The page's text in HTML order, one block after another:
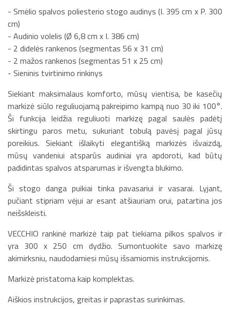
- Smėlio spalvos poliesterio stogo audinys (I. 395 cm x P. 300
cm)
- Audinio volelis (Ø 6,8 cm x I. 386 cm)
- 2 didelės rankenos (segmentas 56 x 31 cm)
- 2 mažos rankenos (segmentas 51 x 25 cm)
- Sieninis tvirtinimo rinkinys
Siekiant maksimalaus komforto, mūsų vientisa, be kasečių
markizė siūlo reguliuojamą pakreipimo kampą nuo 30 iki 100°.
Ši funkcija leidžia reguliuoti markizę pagal saulės padėtį
skirtingu paros metu, sukuriant tobulą pavėsį pagal jūsų
poreikius. Siekiant išlaikyti elegantišką markizės išvaizdą,
mūsų vandeniui atsparūs audiniai yra apdoroti, kad būtų
padidintas spalvos atsparumas ir išvengta blukimo.
Ši stogo danga puikiai tinka pavasariui ir vasarai. Lyjant,
pučiant stipriam vėjui ar esant atšiauriam orui, patartina jos
neišskleisti.
VECCHIO rankinė markizė taip pat tiekiama pilkos spalvos ir
yra 300 x 250 cm dydžio. Sumontuokite savo markizę
akimirksniu, naudodamiesi mūsų išsamiomis instrukcijomis.
Markizė pristatoma kaip komplektas.
Aiškios instrukcijos, greitas ir paprastas surinkimas.